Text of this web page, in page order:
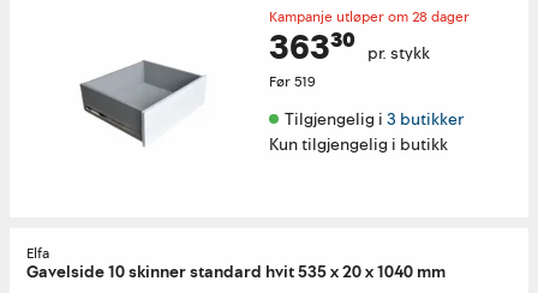
Kampanje utløper om 28 dager
363³⁰ pr. stykk
Før519
Tilgjengelig i 3 butikker
Kun tilgjengelig i butikk
Elfa
Gavelside 10 skinner standard hvit 535 x 20 x 1040 mm